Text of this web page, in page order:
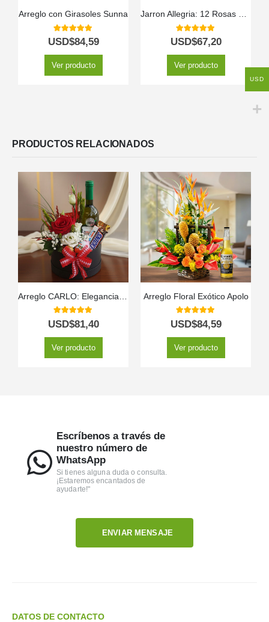
Arreglo con Girasoles Sunna
5.00out of 5
USD$84,59
Ver producto
Jarron Allegria: 12 Rosas Rosadas para Expresar Pura Alegría 💐
5.00out of 5
USD$67,20
Ver producto
PRODUCTOS RELACIONADOS
5.00 out of 5
USD$81,40
Ver producto
Arreglo Floral Exótico Apolo
5.00 out of 5
USD$84,59
Ver producto
Escríbenos a través de
nuestro número de
WhatsApp
Si tienes alguna duda o consulta.
¡Estaremos encantados de
ayudarte!"
ENVIAR MENSAJE
DATOS DE CONTACTO
USD